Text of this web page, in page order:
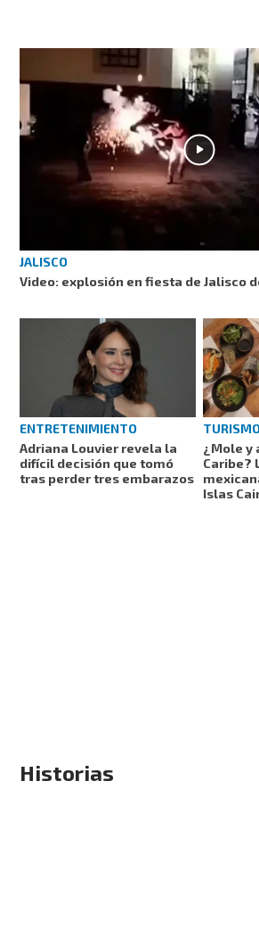
JALISCO
Video: explosión en fiesta de Jalisco
ENTRETENIMIENTO
Adriana Louvier revela la
difícil decisión que tomó
tras perder tres embarazos
¿Mole y
Caribe?
Islas
Historias